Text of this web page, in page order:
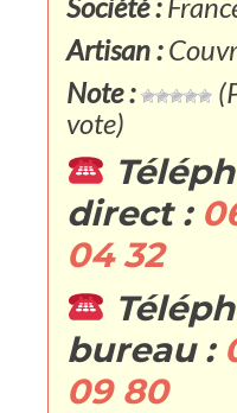
Artisan :
Note :
vote)
direct :
04 32
bureau :
09 80